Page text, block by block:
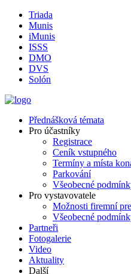
Triada
Munis
iMunis
ISSS
DMO
DVS
Solón
Přednášková témata
Pro účastníky
Registrace
Ceník vstupného
Termíny a místa
Parkování
Všeobecné
Pro vystavovatele
Možnosti firemní
Všeobecné
Partneři
Fotogalerie
Video
Aktuality
Další